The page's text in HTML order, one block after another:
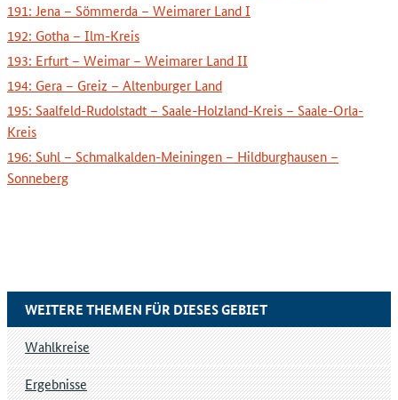
191: Jena – Sömmerda – Weimarer Land I
192: Gotha – Ilm-Kreis
193: Erfurt – Weimar – Weimarer Land II
194: Gera – Greiz – Altenburger Land
195: Saalfeld-Rudolstadt – Saale-Holzland-Kreis – Saale-Orla-
Kreis
196: Suhl – Schmalkalden-Meiningen – Hildburghausen –
Sonneberg
WEITERE THEMEN FÜR DIESES GEBIET
Wahlkreise
Ergebnisse